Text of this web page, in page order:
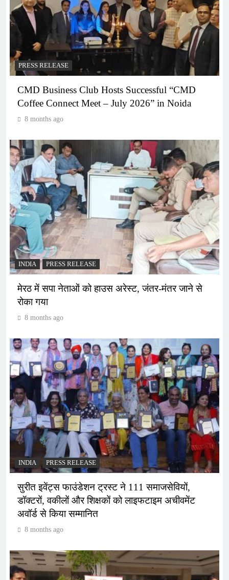
PRESS RELEASE
CMD Business Club Hosts Successful “CMD
Coffee Connect Meet – July 2026” in Noida
8 months ago
INDIA PRESS RELEASE
मेरठ में सपा नेताओं को हाउस अरेस्ट, जंतर-मंतर जाने से
रोका गया
8 months ago
INDIA PRESS RELEASE
सुरीत इवेंट्स फाउंडेशन ट्रस्ट ने 111 समाजसेवियों,
डॉक्टरों, वकीलों और शिक्षकों को लाइफटाइम अचीवमेंट
अवॉर्ड से किया सम्मानित
8 months ago